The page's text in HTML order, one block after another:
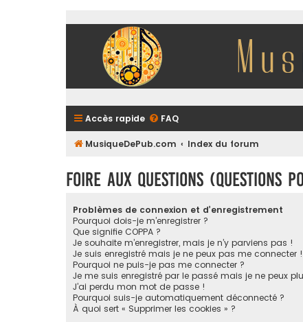
Accès rapide FAQ
MusiqueDePub.com Index du forum
Foire aux questions (Questions
Problèmes de connexion et d’enregistrement
Pourquoi dois-je m’enregistrer ?
Que signifie COPPA ?
Je souhaite m’enregistrer, mais je n’y parviens pas !
Je suis enregistré mais je ne peux pas me connecter !
Pourquoi ne puis-je pas me connecter ?
Je me suis enregistré par le passé mais je ne peux
J’ai perdu mon mot de passe !
Pourquoi suis-je automatiquement déconnecté ?
À quoi sert « Supprimer les cookies » ?